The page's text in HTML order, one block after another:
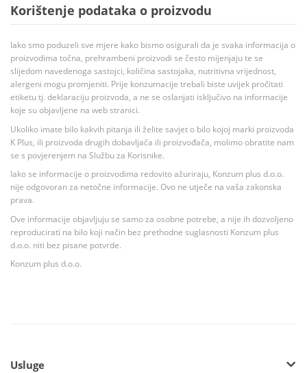
Korištenje podataka o proizvodu
Iako smo poduzeli sve mjere kako bismo osigurali da je svaka informacija o
proizvodima točna, prehrambeni proizvodi se često mijenjaju te se
slijedom navedenoga sastojci, količina sastojaka, nutritivna vrijednost,
alergeni mogu promjeniti. Prije konzumacije trebali biste uvijek pročitati
etiketu tj. deklaraciju proizvoda, a ne se oslanjati isključivo na informacije
koje su objavljene na web stranici.
Ukoliko imate bilo kakvih pitanja ili želite savjet o bilo kojoj marki proizvoda
K Plus, ili proizvoda drugih dobavljača ili proizvođača, molimo obratite nam
se s povjerenjem na Službu za Korisnike.
Iako se informacije o proizvodima redovito ažuriraju, Konzum plus d.o.o.
nije odgovoran za netočne informacije. Ovo ne utječe na vaša zakonska
prava.
Ove informacije objavljuju se samo za osobne potrebe, a nije ih dozvoljeno
reproducirati na bilo koji način bez prethodne suglasnosti Konzum plus
d.o.o. niti bez pisane potvrde.
Konzum plus d.o.o.
Usluge